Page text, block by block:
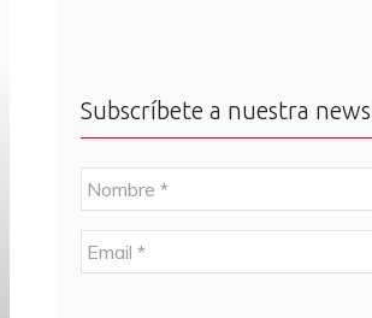
Subscríbete a nuestra
N
o
m
b
r
E
m